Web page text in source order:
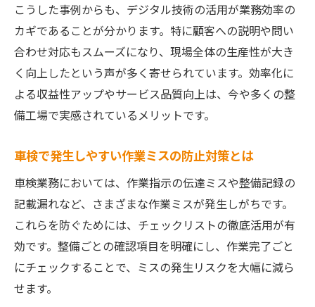
践法
標準化による車検業務の負担軽減と生産性
向上
効率的な車検管理へ向けた改善ポイント解説
車検管理を効率化するための優先課題とは
効率的な車検スケジュール運用のコツを紹
介
車検情報の一元管理で業務効率が大幅アッ
プ
車検管理業務の見直しでミス削減を実現す
る
顧客対応を強化する車検業務の最新トレンド
こうした事例からも、デジタル技術の活用が業務効率の
カギであることが分かります。特に顧客への説明や問い
合わせ対応もスムーズになり、現場全体の生産性が大き
く向上したという声が多く寄せられています。効率化に
よる収益性アップやサービス品質向上は、今や多くの整
備工場で実感されているメリットです。
車検で発生しやすい作業ミスの防止対策とは
車検業務においては、作業指示の伝達ミスや整備記録の
記載漏れなど、さまざまな作業ミスが発生しがちです。
これらを防ぐためには、チェックリストの徹底活用が有
効です。整備ごとの確認項目を明確にし、作業完了ごと
にチェックすることで、ミスの発生リスクを大幅に減ら
せます。